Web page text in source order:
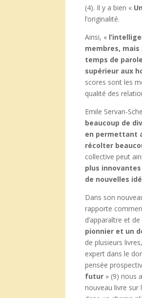
(4). Il y a bien «
l’originalité.
Ainsi, «
membres,
temps de
supérieur aux
scores sont les
qualité des
Emile Servan-
beaucoup de
en permettant
récolter
collective peut
plus
de nouvelles
Dans son
rapporte
d’apparaître et
pionnier et un
de plusieurs
expert dans le
pensée
futur » (9) nous
nouveau livre sur